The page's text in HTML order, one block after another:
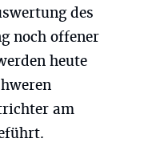
des
noch offener
heute
am